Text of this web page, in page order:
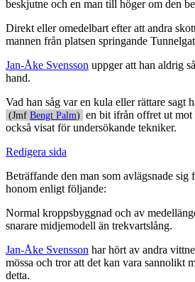
beskjutne och en man till höger om den
Direkt eller omedelbart efter att andra
mannen från platsen springande
Jan-Åke Svensson uppger att han aldrig
hand.
Vad han såg var en kula eller rättare sagt
(Jmf Bengt Palm) en bit ifrån offret ut
också visat för undersökande tekniker.
Redigera sida
Beträffande den man som avlägsnade sig
honom enligt följande:
Normal kroppsbyggnad och av
snarare midjemodell än trekvartslång.
Jan-Åke Svensson har hört av andra
mössa och tror att det kan vara sannolikt
detta.